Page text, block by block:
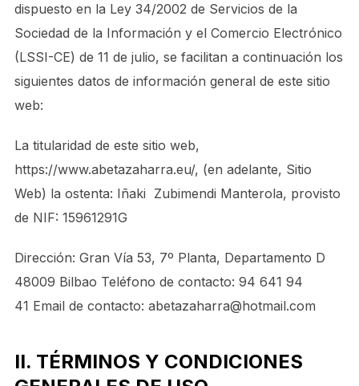
dispuesto en la Ley 34/2002 de Servicios de la
Sociedad de la Información y el Comercio Electrónico
(LSSI-CE) de 11 de julio, se facilitan a continuación los
siguientes datos de información general de este sitio
web:
La titularidad de este sitio web,
https://www.abetazaharra.eu/, (en adelante, Sitio
Web) la ostenta: Iñaki Zubimendi Manterola, provisto
de NIF: 15961291G
Dirección: Gran Vía 53, 7º Planta, Departamento D
48009 Bilbao Teléfono de contacto: 94 641 94
41 Email de contacto: abetazaharra@hotmail.com
II. TÉRMINOS Y CONDICIONES